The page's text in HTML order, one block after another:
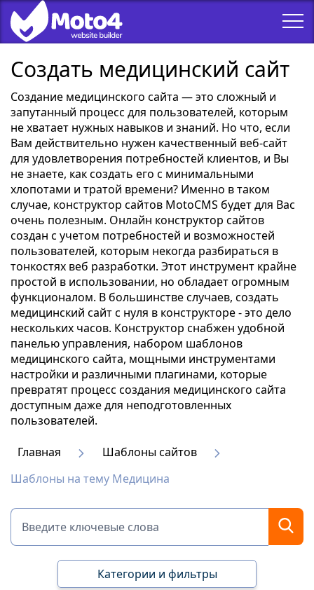
Создать медицинский сайт
Создание медицинского сайта — это сложный и
запутанный процесс для пользователей, которым
не хватает нужных навыков и знаний. Но что, если
Вам действительно нужен качественный веб-сайт
для удовлетворения потребностей клиентов, и Вы
не знаете, как создать его с минимальными
хлопотами и тратой времени? Именно в таком
случае, конструктор сайтов MotoCMS будет для Вас
очень полезным. Онлайн конструктор сайтов
создан с учетом потребностей и возможностей
пользователей, которым некогда разбираться в
тонкостях веб разработки. Этот инструмент крайне
простой в использовании, но обладает огромным
функционалом. В большинстве случаев, создать
медицинский сайт с нуля в конструкторе - это дело
нескольких часов. Конструктор снабжен удобной
панелью управления, набором шаблонов
медицинского сайта, мощными инструментами
настройки и различными плагинами, которые
превратят процесс создания медицинского сайта
доступным даже для неподготовленных
пользователей.
Главная
Шаблоны сайтов
Шаблоны на тему Медицина
Категории и фильтры